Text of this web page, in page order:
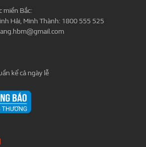
miền Bắc:
Hải, Minh Thành: 1800 555 525
kể cả ngày lễ